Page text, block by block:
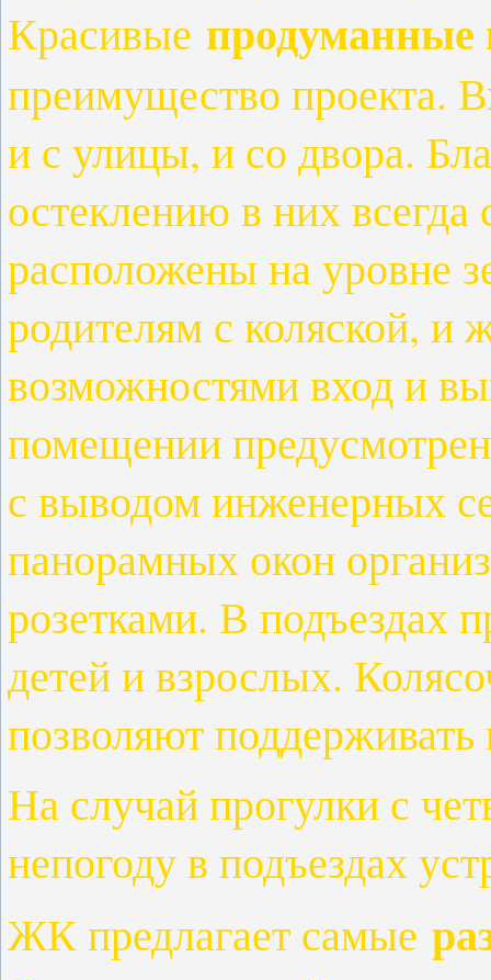
Красивые продуманные
преимущество проекта.
и с улицы, и со двора.
остеклению в них
расположены на уровне
родителям с коляской,
возможностями вход и
помещении
с выводом инженерных
панорамных окон
розетками. В подъездах
детей и взрослых.
позволяют
На случай прогулки с
непогоду в подъездах
ЖК предлагает самые